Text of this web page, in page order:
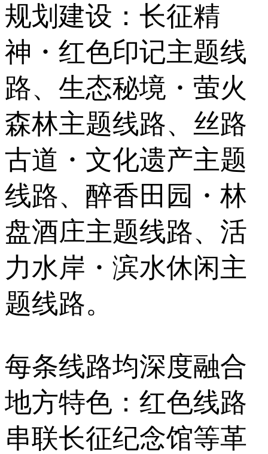
规划建设：长征精
神・红色印记主题线
路、生态秘境・萤火
森林主题线路、丝路
古道・文化遗产主题
线路、醉香田园・林
盘酒庄主题线路、活
力水岸・滨水休闲主
题线路。
每条线路均深度融合
地方特色：红色线路
串联长征纪念馆等革